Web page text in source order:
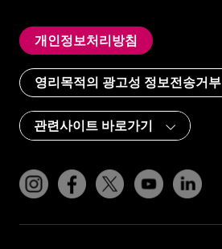
개인정보처리방침
영리목적의 광고성 정보전송거부